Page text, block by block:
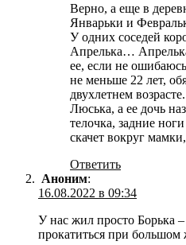
Верно, а еще в
Январьки и
У одних соседей
Апрелька…
ее, если не
не меньше 22 лет,
двухлетнем
Люська, а ее дочь
телочка, задние
скачет вокруг
Ответить
Аноним:
16.08.2022 в 09:34
У нас жил просто Борька
прокатиться при